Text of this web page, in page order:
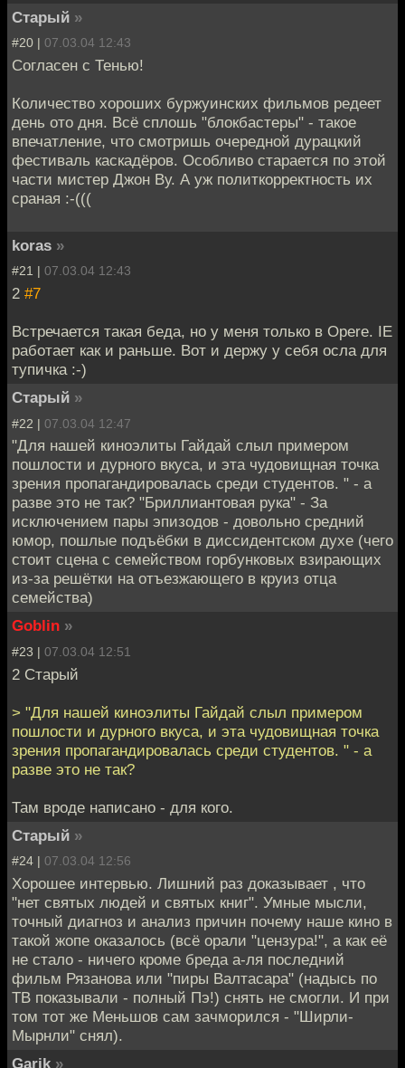
Старый »
#20 | 07.03.04 12:43
Согласен с Тенью!
Количество хороших буржуинских фильмов редеет
день ото дня. Всё сплошь "блокбастеры" - такое
впечатление, что смотришь очередной дурацкий
фестиваль каскадёров. Особливо старается по этой
части мистер Джон Ву. А уж политкорректность их
сраная :-(((
koras »
#21 | 07.03.04 12:43
2 #7
Встречается такая беда, но у меня только в Opere. IE
работает как и раньше. Вот и держу у себя осла для
тупичка :-)
Старый »
#22 | 07.03.04 12:47
"Для нашей киноэлиты Гайдай слыл примером
пошлости и дурного вкуса, и эта чудовищная точка
зрения пропагандировалась среди студентов. " - а
разве это не так? "Бриллиантовая рука" - За
исключением пары эпизодов - довольно средний
юмор, пошлые подъёбки в диссидентском духе (чего
стоит сцена с семейством горбунковых взирающих
из-за решётки на отъезжающего в круиз отца
семейства)
Goblin »
#23 | 07.03.04 12:51
2 Старый
> "Для нашей киноэлиты Гайдай слыл примером
пошлости и дурного вкуса, и эта чудовищная точка
зрения пропагандировалась среди студентов. " - а
разве это не так?
Там вроде написано - для кого.
Старый »
#24 | 07.03.04 12:56
Хорошее интервью. Лишний раз доказывает , что
"нет святых людей и святых книг". Умные мысли,
точный диагноз и анализ причин почему наше кино в
такой жопе оказалось (всё орали "цензура!", а как её
не стало - ничего кроме бреда а-ля последний
фильм Рязанова или "пиры Валтасара" (надысь по
ТВ показывали - полный Пэ!) снять не смогли. И при
том тот же Меньшов сам зачморился - "Ширли-
Мырнли" снял).
Garik »